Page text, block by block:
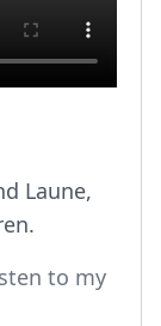
Laune,
to my